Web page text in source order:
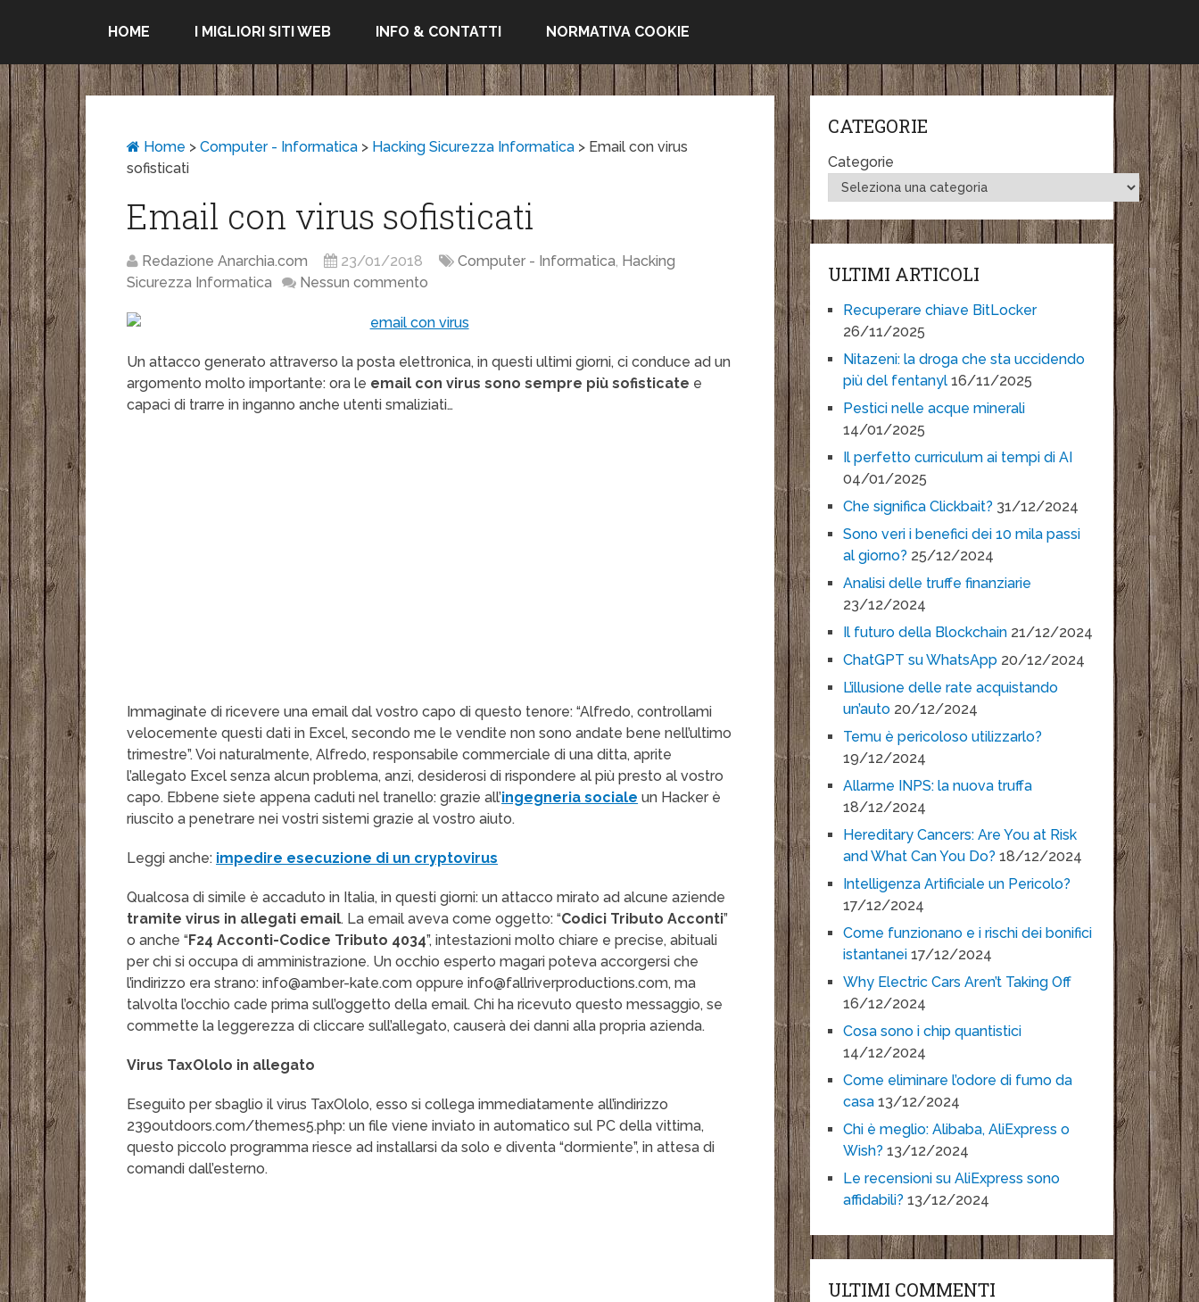
HOME I MIGLIORI SITI WEB INFO & CONTATTI NORMATIVA COOKIE
Home >Computer - Informatica > Hacking Sicurezza Informatica > Email con virus
sofisticati
Email con virus sofisticati
Redazione Anarchia.com 23/01/2018 Computer - Informatica, Hacking
Sicurezza Informatica
Nessun commento
Un attacco generato attraverso la posta elettronica, in questi ultimi giorni, ci conduce ad un
argomento molto importante: ora le email con virus sono sempre più sofisticate e
capaci di trarre in inganno anche utenti smaliziati…
Immaginate di ricevere una email dal vostro capo di questo tenore: “Alfredo, controllami
velocemente questi dati in Excel, secondo me le vendite non sono andate bene nell’ultimo
trimestre”. Voi naturalmente, Alfredo, responsabile commerciale di una ditta, aprite
l’allegato Excel senza alcun problema, anzi, desiderosi di rispondere al più presto al vostro
capo. Ebbene siete appena caduti nel tranello: grazie all’ingegneria sociale un Hacker è
riuscito a penetrare nei vostri sistemi grazie al vostro aiuto.
Leggi anche: impedire esecuzione di un cryptovirus
Qualcosa di simile è accaduto in Italia, in questi giorni: un attacco mirato ad alcune aziende
tramite virus in allegati email. La email aveva come oggetto: “Codici Tributo Acconti”
o anche “F24 Acconti-Codice Tributo 4034”, intestazioni molto chiare e precise, abituali
per chi si occupa di amministrazione. Un occhio esperto magari poteva accorgersi che
l’indirizzo era strano: info@amber-kate.com oppure info@fallriverproductions.com, ma
talvolta l’occhio cade prima sull’oggetto della email. Chi ha ricevuto questo messaggio, se
commette la leggerezza di cliccare sull’allegato, causerà dei danni alla propria azienda.
Virus TaxOlolo in allegato
Eseguito per sbaglio il virus TaxOlolo, esso si collega immediatamente all’indirizzo
239outdoors.com/themes5.php: un file viene inviato in automatico sul PC della vittima,
questo piccolo programma riesce ad installarsi da solo e diventa “dormiente”, in attesa di
comandi dall’esterno.
CATEGORIE
Categorie
ULTIMI ARTICOLI
Recuperare chiave BitLocker
26/11/2025
Nitazeni: la droga che sta uccidendo
più del fentanyl 16/11/2025
Pestici nelle acque minerali
14/01/2025
Il perfetto curriculum ai tempi di AI
04/01/2025
Che significa Clickbait? 31/12/2024
Sono veri i benefici dei 10 mila passi
al giorno? 25/12/2024
Analisi delle truffe finanziarie
23/12/2024
Il futuro della Blockchain 21/12/2024
ChatGPT su WhatsApp 20/12/2024
L’illusione delle rate acquistando
un’auto 20/12/2024
Temu è pericoloso utilizzarlo?
19/12/2024
Allarme INPS: la nuova truffa
18/12/2024
Hereditary Cancers: Are You at Risk
and What Can You Do? 18/12/2024
Intelligenza Artificiale un Pericolo?
17/12/2024
Come funzionano e i rischi dei bonifici
istantanei 17/12/2024
Why Electric Cars Aren’t Taking Off
16/12/2024
Cosa sono i chip quantistici
14/12/2024
Come eliminare l’odore di fumo da
casa 13/12/2024
Chi è meglio: Alibaba, AliExpress o
Wish? 13/12/2024
Le recensioni su AliExpress sono
affidabili? 13/12/2024
ULTIMI COMMENTI